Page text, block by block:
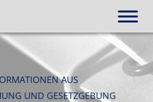
AUS
UND GESETZGEBUNG